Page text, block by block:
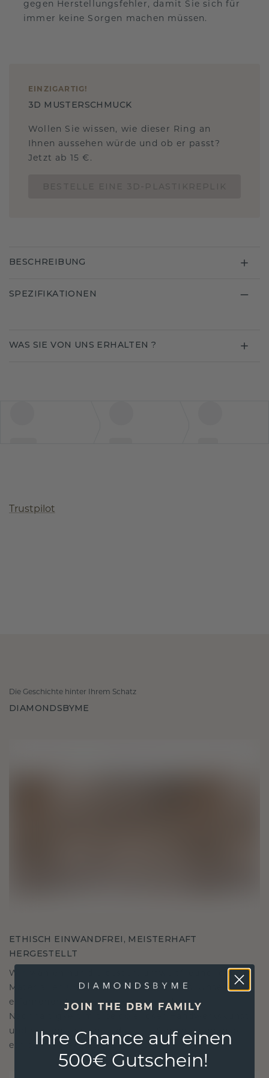
gegen Herstellungsfehler, damit Sie sich für
immer keine Sorgen machen müssen.
EINZIGARTIG !
3D MUSTERSCHMUCK
Wollen Sie wissen, wie dieser Ring an
Ihnen aussehen würde und ob er passt?
Jetzt ab 15 €.
BESCHREIBUNG
SPEZIFIKATIONEN
WAS SIE VON UNS ERHALTEN ?
Trustpilot
Die Geschichte hinter Ihrem Schatz
DIAMONDSBYME
ETHISCH EINWANDFREI, MEISTERHAFT
HERGESTELLT
Wir wählen nur die besten, umweltfreundlichen
Materialien und Labor Diamanten aus. Unsere
erfahrenen Goldschmiede verbinden
Nachhaltigkeit mit beispielloser Handwerkskunst
und stellen so sicher, dass Ihr Schmuck ebenso
ethisch wie exquisit ist.
JOIN THE DBM FAMILY
Ihre Chance auf einen
500€ Gutschein!